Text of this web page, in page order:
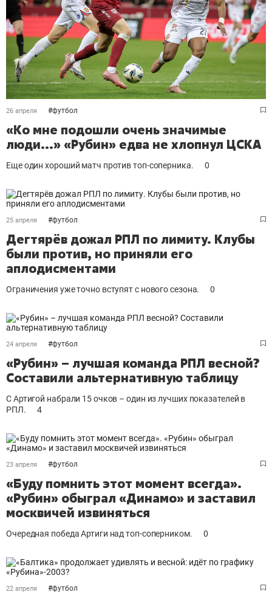
26 апреля #футбол
«Ко мне подошли очень значимые
люди...» «Рубин» едва не хлопнул ЦСКА
Еще один хороший матч против топ-соперника. 0
25 апреля #футбол
Дегтярёв дожал РПЛ по лимиту. Клубы
были против, но приняли его
аплодисментами
Ограничения уже точно вступят с нового сезона. 0
24 апреля #футбол
«Рубин» – лучшая команда РПЛ весной?
Составили альтернативную таблицу
С Артигой набрали 15 очков – один из лучших показателей в
РПЛ.
4
23 апреля #футбол
«Буду помнить этот момент всегда».
«Рубин» обыграл «Динамо» и заставил
москвичей извиняться
Очередная победа Артиги над топ-соперником. 0
22 апреля #футбол